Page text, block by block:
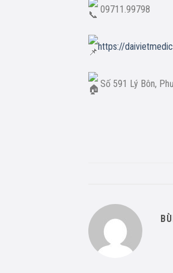
09711.99798
https://
Số 591 Lý Bôn,